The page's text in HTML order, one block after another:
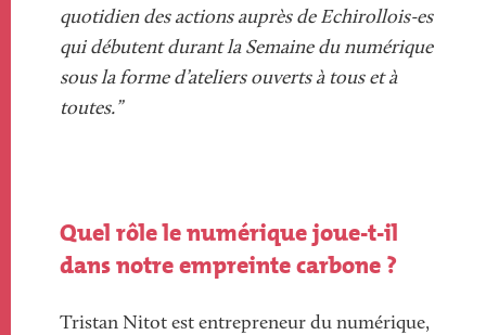
quotidien des actions auprès de Echirollois-es
qui débutent durant la Semaine du numérique
sous la forme d’ateliers ouverts à tous et à
toutes.”
Quel rôle le numérique joue-t-il
dans notre empreinte carbone ?
Tristan Nitot est entrepreneur du numérique,